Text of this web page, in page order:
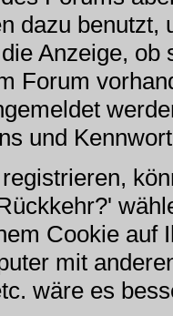
dazu benutzt,
Anzeige,
Forum
und
Cookie auf
mit
wäre es